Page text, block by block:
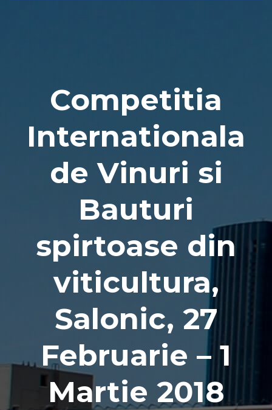
Competitia
Internationala
de Vinuri si
Bauturi
spirtoase din
viticultura,
Salonic, 27
Februarie – 1
Martie 2018